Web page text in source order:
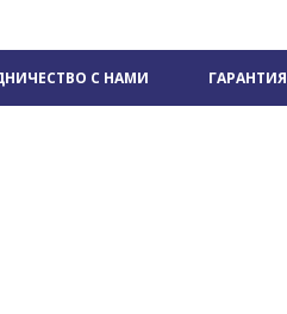
С НАМИ ГАРАНТИЯ